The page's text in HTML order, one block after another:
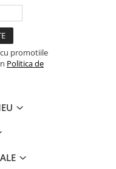
promotiile
Politica de